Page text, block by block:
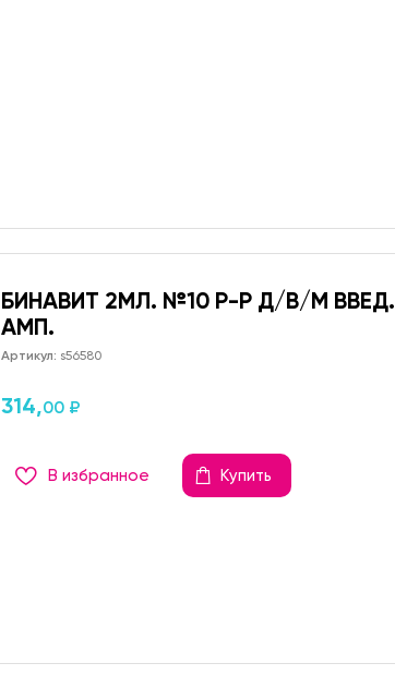
БИНАВИТ 2МЛ. №10 Р-Р Д/В/М ВВЕД.
АМП.
Артикул: s56580
314,00 ₽
В избранное Купить